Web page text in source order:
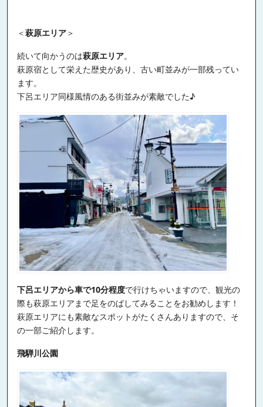
＜萩原エリア＞
続いて向かうのは萩原エリア。
萩原宿として栄えた歴史があり、古い町並みが一部残ってい
ます。
下呂エリア同様風情のある街並みが素敵でした♪
下呂エリアから車で10分程度で行けちゃいますので、観光の
際も萩原エリアまで足をのばしてみることをお勧めします！
萩原エリアにも素敵なスポットがたくさんありますので、そ
の一部ご紹介します。
飛騨川公園